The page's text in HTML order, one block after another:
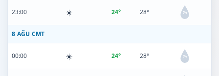
23:00 ☀️ 24° 28° 0%
8 AĞU CMT
00:00 ☀️ 24° 28° 0%